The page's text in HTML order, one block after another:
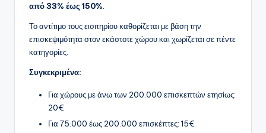
από 33% έως 150%
Το αντίτιμο τους εισιτηρίου καθορίζεται με βάση την
επισκεψιμότητα στον εκάστοτε χώρου και χωρίζεται σε πέντε
κατηγορίες.
Συγκεκριμένα:
Για χώρους με άνω των 200.000 επισκεπτών ετησίως:
20€
Για 75.000 έως 200.000 επισκέπτες: 15€